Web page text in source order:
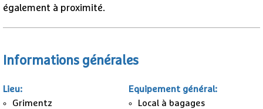
également à proximité.
Informations générales
Lieu:
Grimentz
Equipement général:
Local à bagages